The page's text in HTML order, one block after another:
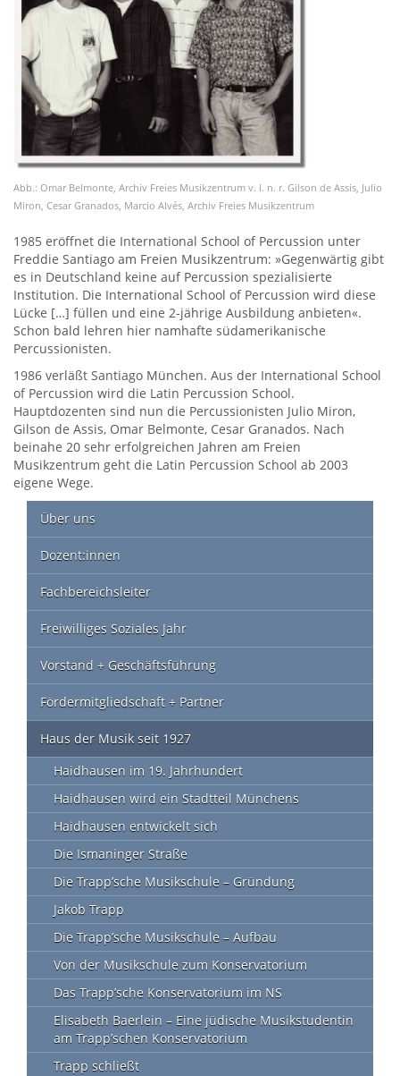
Abb.: Omar Belmonte, Archiv Freies Musikzentrum v. l. n. r. Gilson de Assis, Julio
Miron, Cesar Granados, Marcio Alvés, Archiv Freies Musikzentrum
1985 eröffnet die International School of Percussion unter
Freddie Santiago am Freien Musikzentrum: »Gegenwärtig gibt
es in Deutschland keine auf Percussion spezialisierte
Institution. Die International School of Percussion wird diese
Lücke […] füllen und eine 2-jährige Ausbildung anbieten«.
Schon bald lehren hier namhafte südamerikanische
Percussionisten.
1986 verläßt Santiago München. Aus der International School
of Percussion wird die Latin Percussion School.
Hauptdozenten sind nun die Percussionisten Julio Miron,
Gilson de Assis, Omar Belmonte, Cesar Granados. Nach
beinahe 20 sehr erfolgreichen Jahren am Freien
Musikzentrum geht die Latin Percussion School ab 2003
eigene Wege.
Über uns
Dozent:innen
Fachbereichsleiter
Freiwilliges Soziales Jahr
Vorstand + Geschäftsführung
Fördermitgliedschaft + Partner
Haus der Musik seit 1927
Haidhausen im 19. Jahrhundert
Haidhausen wird ein Stadtteil Münchens
Haidhausen entwickelt sich
Die Ismaninger Straße
Die Trapp’sche Musikschule – Gründung
Jakob Trapp
Die Trapp’sche Musikschule – Aufbau
Von der Musikschule zum Konservatorium
Das Trapp’sche Konservatorium im NS
Elisabeth Baerlein – Eine jüdische Musikstudentin
am Trapp’schen Konservatorium
Trapp schließt